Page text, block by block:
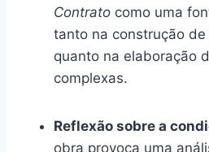
Contrato como uma
tanto na construção de
quanto na elaboração
complexas.
Reflexão sobre a
obra provoca uma